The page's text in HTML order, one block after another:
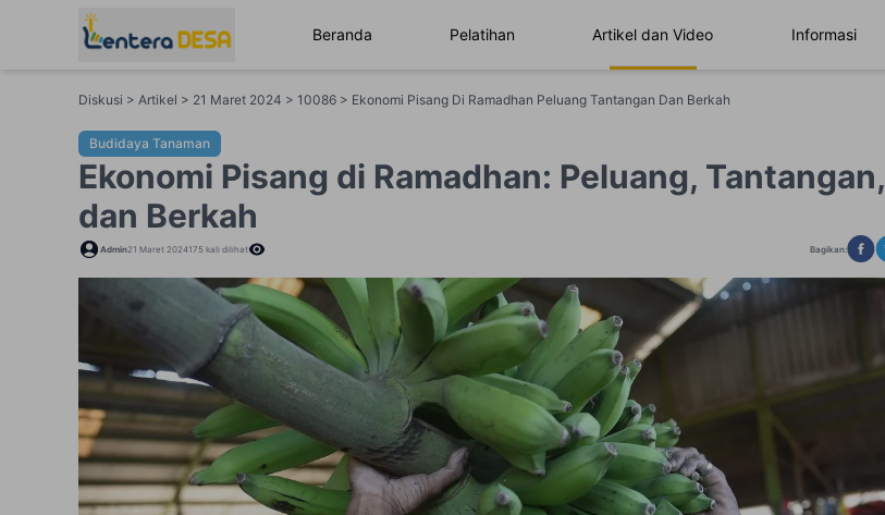
Beranda Pelatihan Artikel dan Video Informasi
Diskusi > Artikel > 21 Maret 2024 > 10086 > Ekonomi Pisang Di Ramadhan Peluang Tantangan Dan Berkah
Budidaya Tanaman
Ekonomi Pisang di Ramadhan: Peluang, Tantangan,
dan Berkah
Admin21 Maret 2024175 kali dilihat Bagikan: